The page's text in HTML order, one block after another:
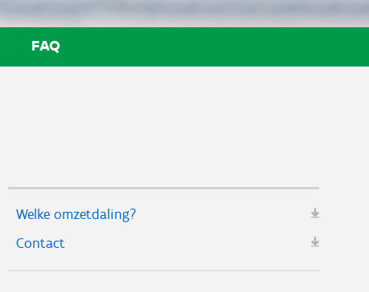
FAQ
Welke omzetdaling?
Contact